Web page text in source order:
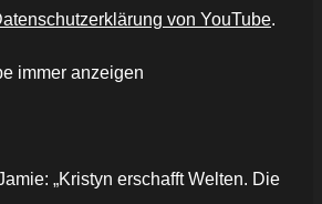
von YouTube.
immer anzeigen
„Kristyn erschafft Welten. Die